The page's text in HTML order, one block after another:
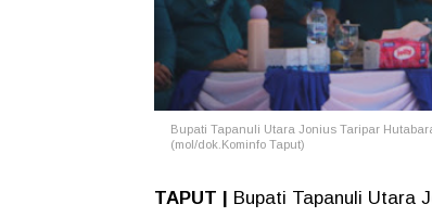
Bupati Tapanuli Utara Jonius Taripar
(mol/dok.Kominfo Taput)
TAPUT |
Bupati Tapanuli Utara